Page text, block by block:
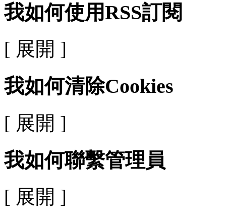
我如何使用RSS訂閱
[ 展開 ]
我如何清除Cookies
[ 展開 ]
我如何聯繫管理員
[ 展開 ]